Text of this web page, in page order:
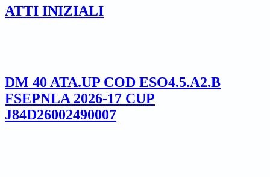
ATTI INIZIALI
DM 40 ATA.UP COD ESO4.5.A2.B
FSEPNLA 2026-17 CUP
J84D26002490007